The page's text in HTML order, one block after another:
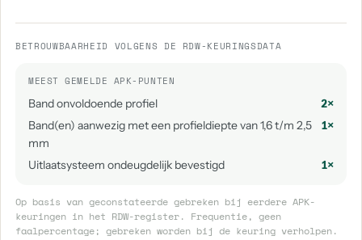
BETROUWBAARHEID VOLGENS DE RDW-KEURINGSDATA
MEEST GEMELDE APK-PUNTEN
Band onvoldoende profiel
2×
Band(en) aanwezig met een profieldiepte van 1,6 t/m 2,5
mm
1×
Uitlaatsysteem ondeugdelijk bevestigd 1×
Op basis van geconstateerde gebreken bij eerdere APK-
keuringen in het RDW-register. Frequentie, geen
faalpercentage; gebreken worden bij de keuring verholpen.